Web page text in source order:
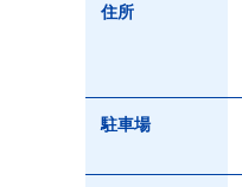
住所
駐車場